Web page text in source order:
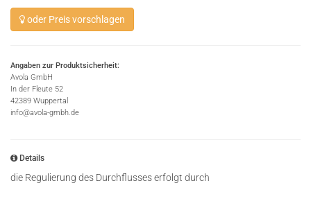
oder Preis vorschlagen
Angaben zur Produktsicherheit:
Avola GmbH
In der Fleute 52
42389 Wuppertal
info@avola-gmbh.de
Details
die Regulierung des Durchflusses erfolgt durch